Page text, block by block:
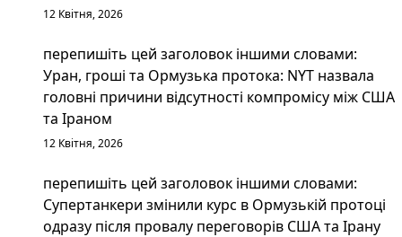
12 Квітня, 2026
перепишіть цей заголовок іншими словами:
Уран, гроші та Ормузька протока: NYT назвала
головні причини відсутності компромісу між США
та Іраном
12 Квітня, 2026
перепишіть цей заголовок іншими словами:
Супертанкери змінили курс в Ормузькій протоці
одразу після провалу переговорів США та Ірану